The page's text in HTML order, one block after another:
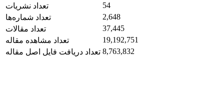
تعداد نشریات
54
تعداد شماره‌ها
2,648
تعداد مقالات
37,445
تعداد مشاهده مقاله
19,192,751
تعداد دریافت فایل اصل مقاله 8,763,832